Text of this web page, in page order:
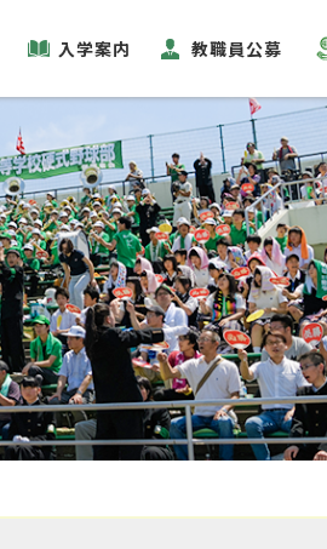
入学案内 教職員公募